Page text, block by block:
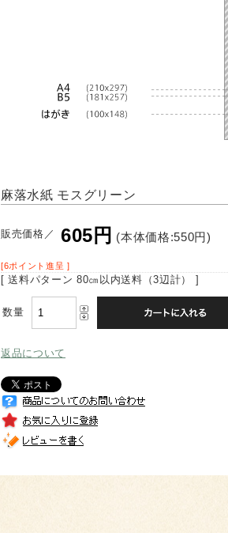
麻落水紙 モスグリーン
販売価格／
605円 (本体価格:550円)
[6ポイント進呈 ]
[ 送料パターン 80㎝以内送料（3辺計） ]
数量
返品について